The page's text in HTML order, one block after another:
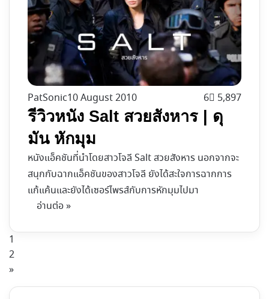
PatSonic10 August 2010 6 5,897
รีวิวหนัง Salt สวยสังหาร | ดุ
มัน หักมุม
หนังแอ็คชันที่นำโดยสาวโจลี Salt สวยสังหาร นอกจากจะ
สนุกกับฉากแอ็คชันของสาวโจลี ยังได้สะใจการฉากการ
แก้แค้นและยังได้เซอร์ไพรส์กับการหักมุมไปมา
อ่านต่อ »
1
2
»